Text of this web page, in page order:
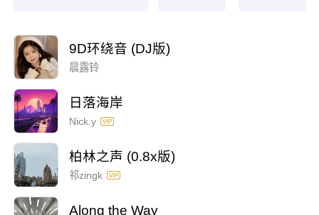
9D环绕音 (DJ版)
晨露铃
日落海岸
Nick.y
柏林之声 (0.8x版)
祁zingk
Along the Way